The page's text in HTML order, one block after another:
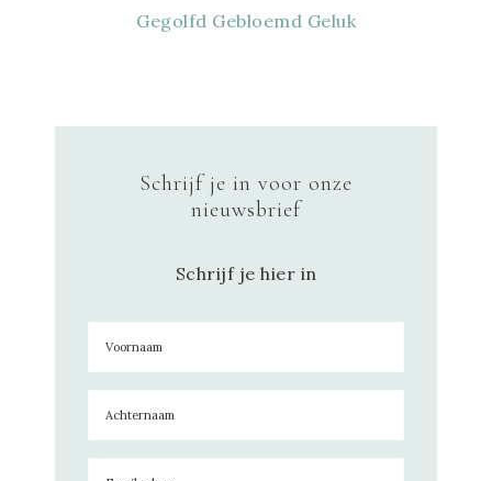
Gegolfd Gebloemd Geluk
Schrijf je in voor onze
nieuwsbrief
Schrijf je hier in